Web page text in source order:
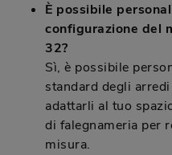
È possibile
configurazione del
32?
Sì, è possibile
standard degli
adattarli al tuo
di falegnameria per
misura.